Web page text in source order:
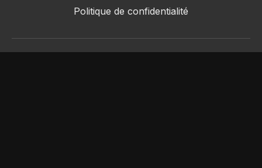
Politique de confidentialité